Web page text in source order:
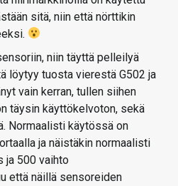
sitä, niin että nörttikin
niin täyttä pelleilyä
löytyy tuosta vierestä G502 ja
vain kerran, tullen siihen
täysin käyttökelvoton, sekä
Normaalisti käytössä on
ja näistäkin normaalisti
ja 500 vaihto
että näillä sensoreiden